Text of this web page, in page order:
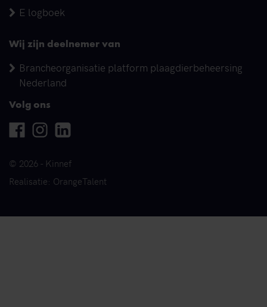
E logboek
Wij zijn deelnemer van
Brancheorganisatie platform plaagdierbeheersing
Nederland
Volg ons
Facebook
InstagramLinkedin
© 2026 - Kinnef
Realisatie: OrangeTalent